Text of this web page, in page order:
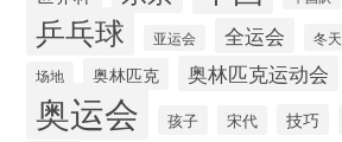
乒乓球 亚运会 全运会 冬天
场地 奥林匹克 奥林匹克运动会
奥运会 孩子 宋代 技巧